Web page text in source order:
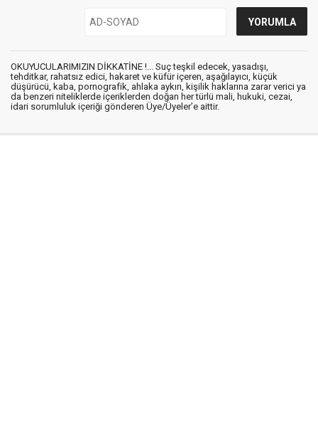
OKUYUCULARIMIZIN DİKKATİNE !... Suç teşkil edecek, yasadışı,
tehditkar, rahatsız edici, hakaret ve küfür içeren, aşağılayıcı, küçük
düşürücü, kaba, pornografik, ahlaka aykırı, kişilik haklarına zarar verici ya
da benzeri niteliklerde içeriklerden doğan her türlü mali, hukuki, cezai,
idari sorumluluk içeriği gönderen Üye/Üyeler’e aittir.